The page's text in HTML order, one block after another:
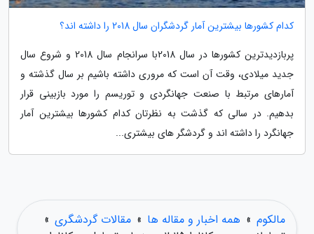
کدام کشورها بیشترین آمار گردشگران سال 2018 را داشته اند؟
پربازدیدترین کشورها در سال 2018با سرانجام سال 2018 و شروع سال
جدید میلادی، وقت آن است که مروری داشته باشیم بر سال گذشته و
آمارهای مرتبط با صنعت جهانگردی و توریسم را مورد بازبینی قرار
بدهیم. در سالی که گذشت به نظرتان کدام کشورها بیشترین آمار
جهانگرد را داشته اند و گردشگر های بیشتری...
مالکوم » همه اخبار و مقاله ها » مقالات گردشگری »